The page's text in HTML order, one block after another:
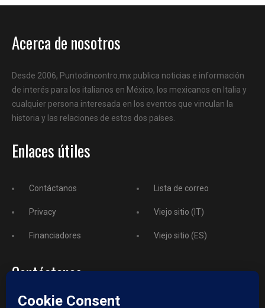
Acerca de nosotros
Desde 2006, Puntodincontro.mx publica noticias e información
de interés para los italianos en México, los mexicanos en Italia y
cualquier persona interesada en los eventos que vinculan la
historia y las relaciones de estos dos países.
Enlaces útiles
Contáctanos
Privacy
Financiadores
Lista de correo
Viejo sitio (IT)
Viejo sitio (ES)
Contáctanos
Teléfono+52 729 243 3743